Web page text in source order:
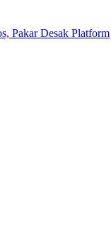
Pakar Desak Platform